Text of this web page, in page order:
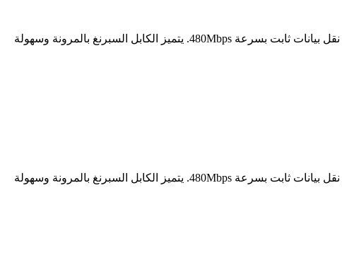
بطول متر كابل الشحن السبرنغ 4 في 1 بقوة 65 واط يجمع أربعة رؤوس في تصميم عملي واحد، يوفر شحناً سريعاً يصل إلى 65 واط مع نقل بيانات ثابت بسرعة 480Mbps. يتميز الكابل السبرنغ بالمرونة وسهولة
بطول متر كابل الشحن السبرنغ 4 في 1 بقوة 65 واط يجمع أربعة رؤوس في تصميم عملي واحد، يوفر شحناً سريعاً يصل إلى 65 واط مع نقل بيانات ثابت بسرعة 480Mbps. يتميز الكابل السبرنغ بالمرونة وسهولة